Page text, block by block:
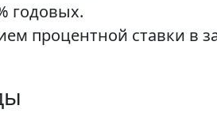
годовых.
процентной ставки в